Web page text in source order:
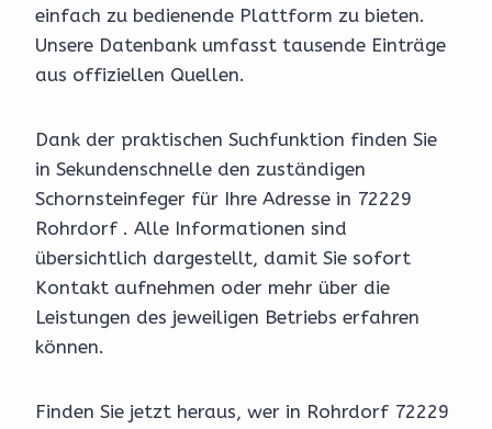
einfach zu bedienende Plattform zu bieten.
Unsere Datenbank umfasst tausende Einträge
aus offiziellen Quellen.
Dank der praktischen Suchfunktion finden Sie
in Sekundenschnelle den zuständigen
Schornsteinfeger für Ihre Adresse in 72229
Rohrdorf . Alle Informationen sind
übersichtlich dargestellt, damit Sie sofort
Kontakt aufnehmen oder mehr über die
Leistungen des jeweiligen Betriebs erfahren
können.
Finden Sie jetzt heraus, wer in Rohrdorf 72229